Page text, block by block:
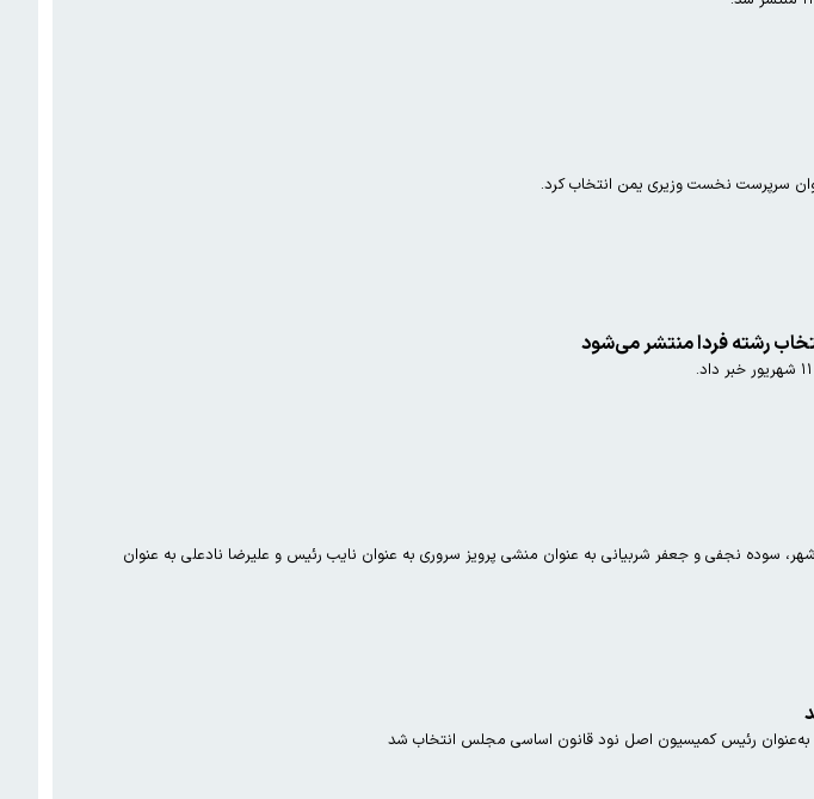
سرپرست نخست وزیری یمن انتخاب کرد.
رشته فردا منتشر می‌شود
با رای اعضای شورای شهر مهدی چمران با بیست یک رای به عنوان رئیس شورای شهر، سوده نجفی و جعفر شربیانی به عنوان منشی پرویز سروری به عنوان نایب رئیس و علیرضا نادعلی به عنوان